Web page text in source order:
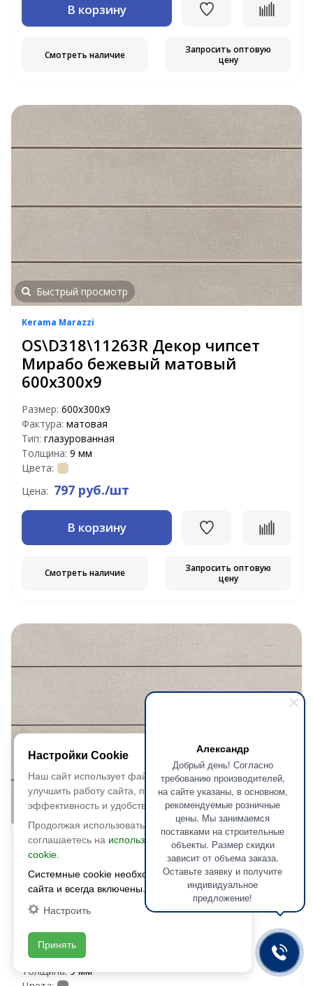
Александр
Добрый день! Согласно
требованию производителей,
на сайте указаны, в основном,
рекомендуемые розничные
цены. Мы занимаемся
поставками на строительные
объекты. Размер скидки
зависит от объема заказа.
Оставьте заявку и получите
индивидуальное
предложение!
В корзину
Смотреть наличие
Запросить оптовую
цену
Быстрый просмотр
Kerama Marazzi
OS\D318\11263R Декор чипсет
Мирабо бежевый матовый
600х300х9
Размер: 600х300х9
Фактура: матовая
Тип: глазурованная
Толщина: 9 мм
Цвета:
Цена: 797 руб./шт
В корзину
Смотреть наличие
Запросить оптовую
цену
Быстрый просмотр
Kerama Marazzi
OS\A318\11260R Декор чипсет
Мирабо серый светлый матовый
600х300х9
Фактура:матовая
Тип:глазурованная
Толщина:9 мм
Настройки Cookie
Наш сайт использует файлы cookie, чтобы
улучшить работу сайта, повысить его
эффективность и удобство.
Продолжая использовать сайт, вы
соглашаетесь на использование файлов
cookie.
Системные cookie необходимы для работы
сайта и всегда включены.
Настроить
Принять